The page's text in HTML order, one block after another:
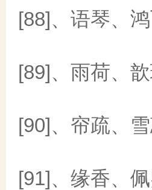
[88]、语琴、
[89]、雨荷、
[90]、帘疏、
[91]、缘香、